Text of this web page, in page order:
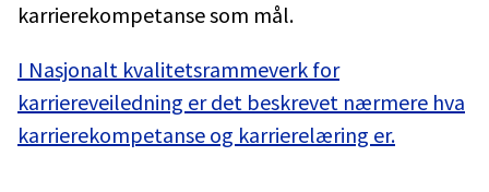
karrierekompetanse som mål.
I Nasjonalt kvalitetsrammeverk for
karriereveiledning er det beskrevet nærmere hva
karrierekompetanse og karrierelæring er.